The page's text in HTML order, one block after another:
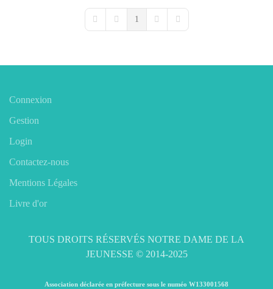
First PagePrevious Page
1
Next PageLast Page
Connexion
Gestion
Login
Contactez-nous
Mentions Légales
Livre d'or
TOUS DROITS RÉSERVÉS NOTRE DAME DE LA
JEUNESSE © 2014-2025
Association déclarée en préfecture sous le numéo W133001568